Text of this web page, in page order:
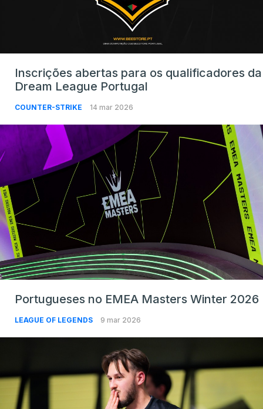
Inscrições abertas para os qualificadores da
Dream League Portugal
COUNTER-STRIKE 14 mar 2026
Portugueses no EMEA Masters Winter 2026
LEAGUE OF LEGENDS 9 mar 2026